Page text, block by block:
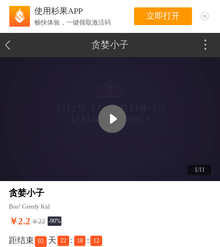
使用杉果APP
畅快体验，一键领取激活码
立即打开
贪婪小子
1/11
贪婪小子
Boo! Greedy Kid
￥2.2 ￥22 -90%
距结束 02 天 22 : 18 : 12